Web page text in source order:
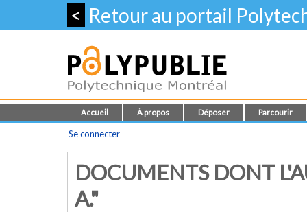
< Retour au portail
Accueil À propos Déposer Parcourir
Se connecter
DOCUMENTS DONT
A."